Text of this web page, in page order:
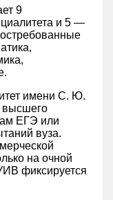
9
и 5 —
имени С. Ю.
высшего
ЕГЭ или
вуза.
на очной
фиксируется